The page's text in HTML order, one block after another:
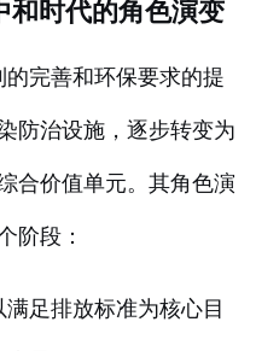
和时代的角色演变
完善和环保要求的提
防治设施，逐步转变为
合价值单元。其角色演
阶段：
满足排放标准为核心目